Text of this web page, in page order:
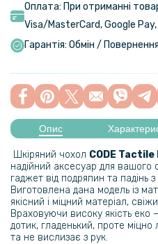
118
139 грн
Захисне скло Tempered Glass
127
149 грн
Захисне скло Tempered Glass
14 5G на задню камеру
195
229 грн
Захисне скло з рамкою CD
задню камеру
Оплата: При отриманні
Visa/MasterСard, Google
Гарантія: Обмін /
Опис
Шкіряний чохол CODE
надійний аксесуар для вашого
гаджет від подряпин та падінь
Виготовлена дана модель із
якісний і міцний матеріал,
Враховуючи високу якість
дотик, гладенький, проте міцно
та не вислизає з рук.